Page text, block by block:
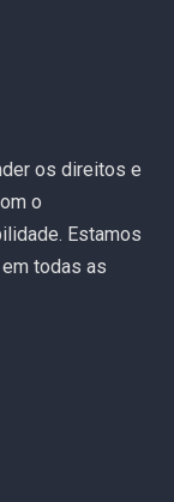
os direitos e
o
Estamos
todas as